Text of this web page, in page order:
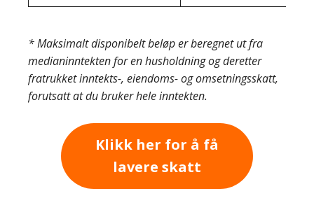
* Maksimalt disponibelt beløp er beregnet ut fra
medianinntekten for en husholdning og deretter
fratrukket inntekts-, eiendoms- og omsetningsskatt,
forutsatt at du bruker hele inntekten.
Klikk her for å få
lavere skatt